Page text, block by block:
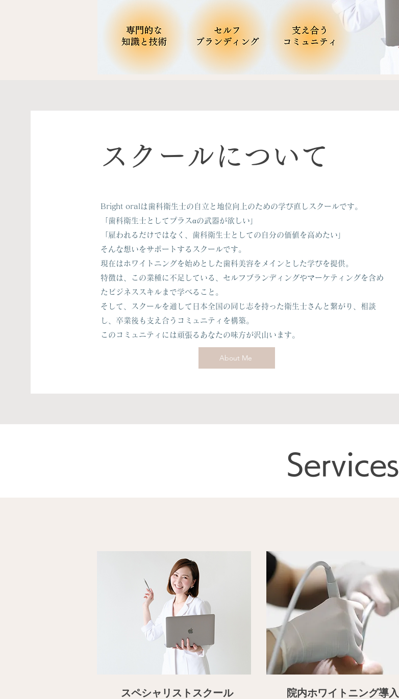
スクールについて
Bright oralは歯科衛生士の自立と地位向上のための学び直しスクールです。
「歯科衛生士としてプラスαの武器が欲しい」
「雇われるだけではなく、歯科衛生士としての自分の価値を高めたい」
そんな想いをサポートするスクールです。
現在はホワイトニングを始めとした歯科美容をメインとした学びを提供。
特徴は、この業種に不足している、セルフブランディングやマーケティングを含め
たビジネススキルまで学べること。
そして、スクールを通して日本全国の同じ志を持った衛生士さんと繋がり、相談
し、卒業後も支え合うコミュニティを構築。
このコミュニティには頑張るあなたの味方が沢山います。
About Me
Services
スペシャリストスクール
院内ホワイトニング導入​